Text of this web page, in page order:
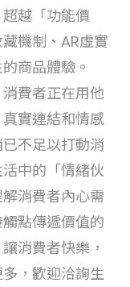
越「功能價
機制、AR虛實
商品體驗。
費者正在用他
實連結和情感
不足以打動消
中的「情緒伙
消費者內心需
點傳遞價值的
消費者快樂，
，歡迎洽詢生